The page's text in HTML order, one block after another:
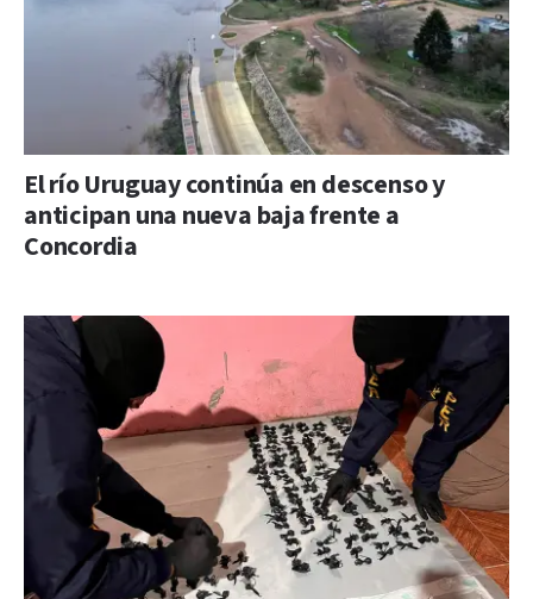
El río Uruguay continúa en descenso y
anticipan una nueva baja frente a
Concordia